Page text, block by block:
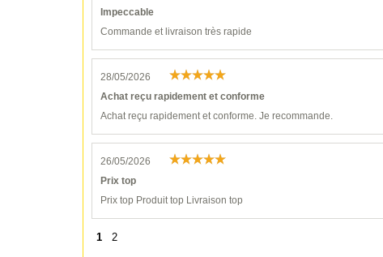
Impeccable
Commande et livraison très rapide
28/05/2026
Achat reçu rapidement et conforme
Achat reçu rapidement et conforme. Je recommande.
26/05/2026
Prix top
Prix top Produit top Livraison top
1 2